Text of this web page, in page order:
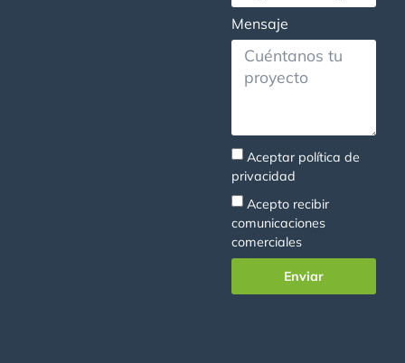
Mensaje
Aceptar política de
privacidad
Acepto recibir
comunicaciones
comerciales
Enviar